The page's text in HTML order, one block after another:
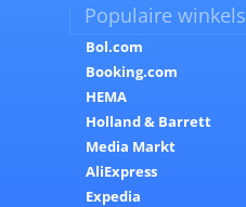
Populaire winkels
Bol.com
Booking.com
HEMA
Holland & Barrett
Media Markt
AliExpress
Expedia